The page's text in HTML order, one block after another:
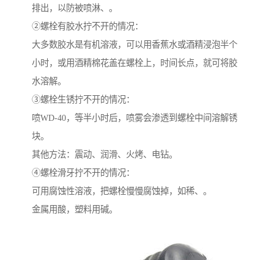
排出，以防被喷淋、。
②螺栓有胶水拧不开的情况：
大多数胶水是有机溶液，可以用香蕉水或酒精浸泡半个
小时，或用酒精棉花盖在螺栓上，时间长点，就可将胶
水溶解。
③螺栓生锈拧不开的情况：
喷WD-40，等半小时后，喷雾会渗透到螺栓中间溶解锈
块。
其他方法：震动、润滑、火烤、电钻。
④螺栓滑牙拧不开的情况：
可用腐蚀性溶液，把螺栓慢慢腐蚀掉，如稀、。
金属用酸，塑料用碱。